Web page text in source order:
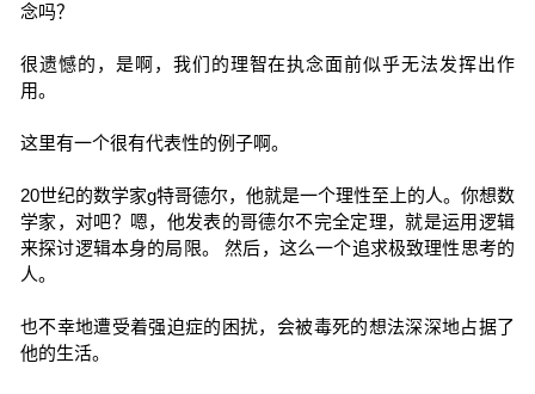
念吗？
很遗憾的，是啊，我们的理智在执念面前似乎无法发挥出作
用。
这里有一个很有代表性的例子啊。
20世纪的数学家g特哥德尔，他就是一个理性至上的人。你想数
学家，对吧？嗯，他发表的哥德尔不完全定理，就是运用逻辑
来探讨逻辑本身的局限。 然后，这么一个追求极致理性思考的
人。
也不幸地遭受着强迫症的困扰，会被毒死的想法深深地占据了
他的生活。